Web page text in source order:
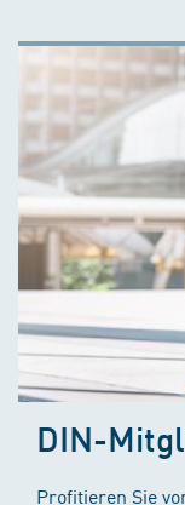
DIN-
Profitieren Sie